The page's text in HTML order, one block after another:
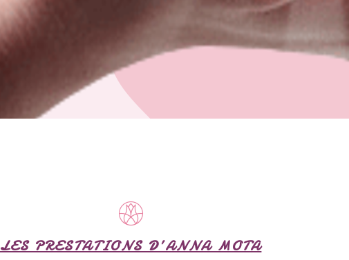
LES PRESTATIONS D’ANNA MOTA